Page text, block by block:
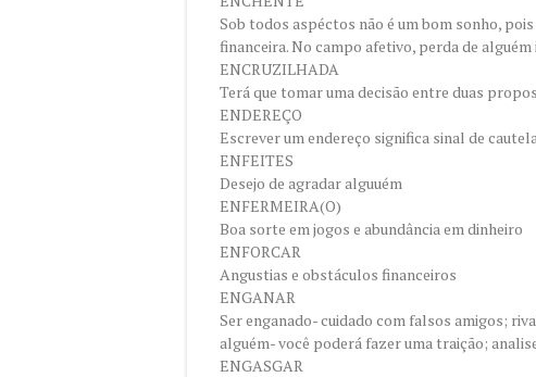
Sob todos aspéctos não é um bom sonho,
financeira. No campo afetivo, perda de
ENCRUZILHADA
Terá que tomar uma decisão entre duas
ENDEREÇO
Escrever um endereço significa sinal de
ENFEITES
Desejo de agradar alguuém
ENFERMEIRA(O)
Boa sorte em jogos e abundância em dinheiro
ENFORCAR
Angustias e obstáculos financeiros
ENGANAR
Ser enganado- cuidado com falsos amigos;
alguém- você poderá fazer uma traição;
ENGASGAR